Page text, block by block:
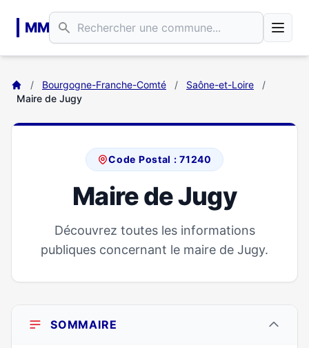
MM
/ Bourgogne-Franche-Comté / Saône-et-Loire
/
Maire de Jugy
Code Postal : 71240
Maire de Jugy
Découvrez toutes les informations
publiques concernant le maire de Jugy.
SOMMAIRE